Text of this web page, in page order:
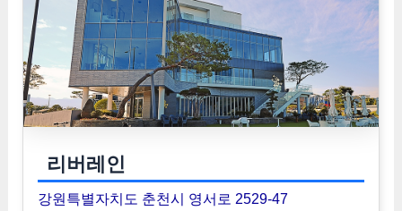
리버레인
강원특별자치도 춘천시 영서로 2529-47